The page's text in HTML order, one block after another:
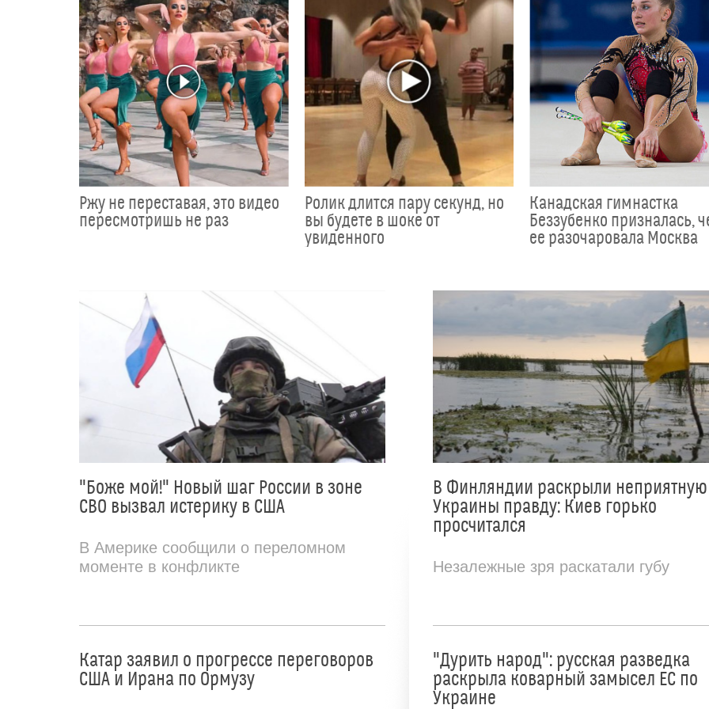
Ржу не переставая, это видео
пересмотришь не раз
Ролик длится пару секунд, но
вы будете в шоке от
увиденного
Канадская гимнастка
Беззубенко призналась,
ее разочаровала Москва
"Боже мой!" Новый шаг России в зоне
СВО вызвал истерику в США
В Америке сообщили о переломном
моменте в конфликте
Катар заявил о прогрессе переговоров
США и Ирана по Ормузу
В Финляндии раскрыли
Украины правду: Киев горько
просчитался
Незалежные зря раскатали губу
"Дурить народ": русская разведка
раскрыла коварный замысел ЕС по
Украине